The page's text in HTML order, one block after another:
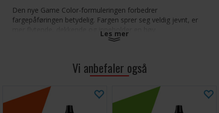
Den nye Game Color-formuleringen forbedrer
fargepåføringen betydelig. Fargen sprer seg veldig jevnt, er
mer flytende, dekkende og inneholder en høy
pigmentmetning, valgt for sin lysstyrke, maksimale stabilitet
Fargene er enkle å påføre og blande, har en matt finish og
utmerkede selvutjevnende egenskaper som hindrer
penselstrøk i å vises på den malte overflaten. Malingen er
formulert med moderne harpikser som gir høy motstand
mot håndtering og gnissing.
Les mer
Vi anbefaler også